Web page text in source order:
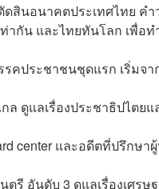
สินอนาคตประเทศไทย คํ
ากัน และไทยทันโลก เพื่อ
ประชาชนชุดแรก เริ่มจา
ดูแลเรื่องประชาธิปไตย
center และอดีตที่ปรึกษ
รี อันดับ 3 ดูแลเรื่องเศรษ